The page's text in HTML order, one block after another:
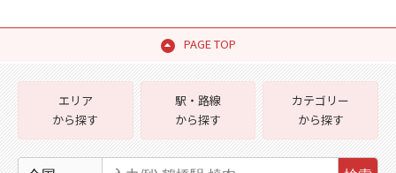
PAGE TOP
エリア
から探す
駅・路線
から探す
カテゴリー
から探す